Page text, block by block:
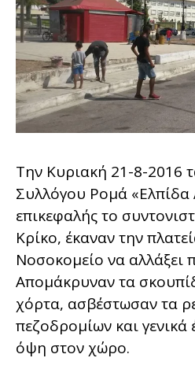
Την Κυριακή 21-8-2016
Συλλόγου Ρομά «Ελπίδα
επικεφαλής το
Κρίκο, έκαναν την
Νοσοκομείο να αλλάξει
Απομάκρυναν τα
χόρτα, ασβέστωσαν τα
πεζοδρομίων και
όψη στον χώρο.